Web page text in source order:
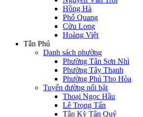
Hồng Hà
Phổ Quang
Cửu Long
Hoàng Việt
Tân Phú
Danh sách phường
Phường Tân Sơn Nhì
Phường Tây Thạnh
Phường Phú Thọ Hòa
Tuyến đường nổi bật
Thoại Ngọc Hầu
Lê Trọng Tấn
Tân Kỳ Tân Quý